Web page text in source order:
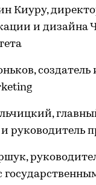
Киуру,
и дизайна
руководитель